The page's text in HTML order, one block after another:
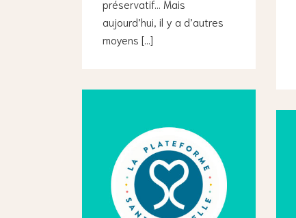
préservatif… Mais
aujourd’hui, il y a d’autres
moyens […]